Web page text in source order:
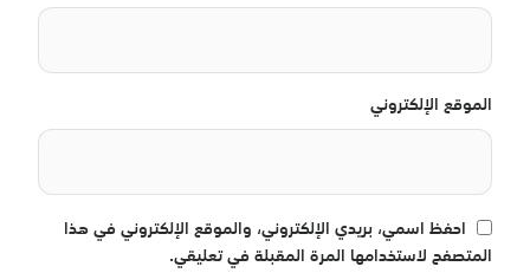
الموقع الإلكتروني
احفظ اسمي، بريدي الإلكتروني، والموقع الإلكتروني في هذا
المتصفح لاستخدامها المرة المقبلة في تعليقي.